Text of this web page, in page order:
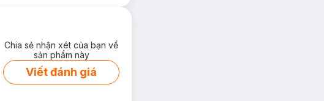
Chia sẻ nhận xét của bạn về
sản phẩm này
Viết đánh giá